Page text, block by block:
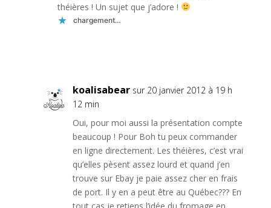
théières ! Un sujet que j’adore !
chargement…
koalisabear sur 20 janvier 2012 à 19 h
12 min
Oui, pour moi aussi la présentation compte
beaucoup ! Pour Boh tu peux commander
en ligne directement. Les théières, c’est vrai
qu’elles pèsent assez lourd et quand j’en
trouve sur Ebay je paie assez cher en frais
de port. Il y en a peut être au Québec??? En
tout cas je retiens l’idée du fromage en